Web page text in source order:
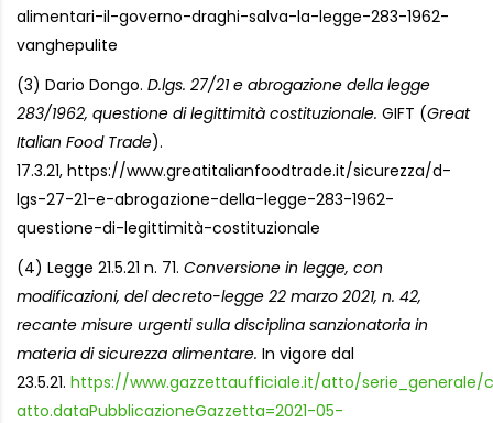
alimentari-il-governo-draghi-salva-la-legge-283-1962-
vanghepulite
(3) Dario Dongo. D.lgs. 27/21 e abrogazione della legge
283/1962, questione di legittimità costituzionale. GIFT (Great
Italian Food Trade).
17.3.21, https://www.greatitalianfoodtrade.it/sicurezza/d-
lgs-27-21-e-abrogazione-della-legge-283-1962-
questione-di-legittimità-costituzionale
(4) Legge 21.5.21 n. 71. Conversione in legge, con
modificazioni, del decreto-legge 22 marzo 2021, n. 42,
recante misure urgenti sulla disciplina sanzionatoria in
materia di sicurezza alimentare. In vigore dal
23.5.21. https://www.gazzettaufficiale.it/atto/serie_generale/
atto.dataPubblicazioneGazzetta=2021-05-